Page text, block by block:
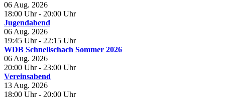
06 Aug. 2026
18:00 Uhr - 20:00 Uhr
Jugendabend
06 Aug. 2026
19:45 Uhr - 22:15 Uhr
WDB Schnellschach Sommer 2026
06 Aug. 2026
20:00 Uhr - 23:00 Uhr
Vereinsabend
13 Aug. 2026
18:00 Uhr - 20:00 Uhr